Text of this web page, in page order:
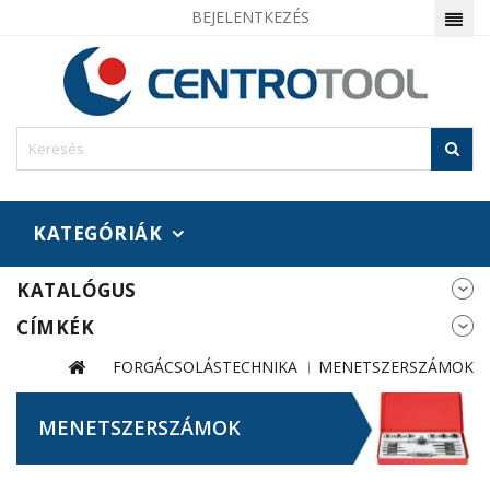
BEJELENTKEZÉS
KATEGÓRIÁK
KATALÓGUS
CÍMKÉK
FORGÁCSOLÁSTECHNIKA MENETSZERSZÁMOK
MENETSZERSZÁMOK